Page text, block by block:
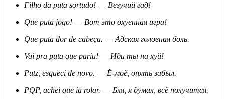
Filho da puta sortudo! — Везучий гад!
Que puta jogo! — Вот это охуенная игра!
Que puta dor de cabeça. — Адская головная боль.
Vai pra puta que pariu! — Иди ты на хуй!
Putz, esqueci de novo. — Ё-моё, опять забыл.
PQP, achei que ia rolar. — Бля, я думал, всё получится.